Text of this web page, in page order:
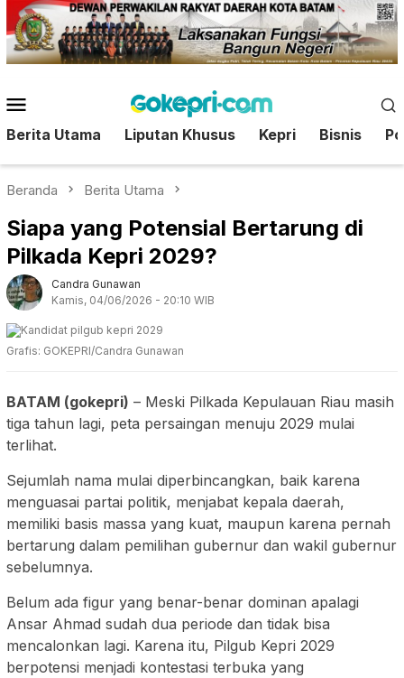
Loncat
ke
konten
Mobile
Berita Utama Liputan Khusus Kepri Bisnis
Beranda Berita Utama
Siapa yang Potensial Bertarung di
Pilkada Kepri 2029?
Candra Gunawan
Kamis, 04/06/2026 - 20:10 WIB
Grafis: GOKEPRI/Candra Gunawan
BATAM (gokepri) – Meski Pilkada Kepulauan Riau masih
tiga tahun lagi, peta persaingan menuju 2029 mulai
terlihat.
Sejumlah nama mulai diperbincangkan, baik karena
menguasai partai politik, menjabat kepala daerah,
memiliki basis massa yang kuat, maupun karena pernah
bertarung dalam pemilihan gubernur dan wakil gubernur
sebelumnya.
Belum ada figur yang benar-benar dominan apalagi
Ansar Ahmad sudah dua periode dan tidak bisa
mencalonkan lagi. Karena itu, Pilgub Kepri 2029
berpotensi menjadi kontestasi terbuka yang